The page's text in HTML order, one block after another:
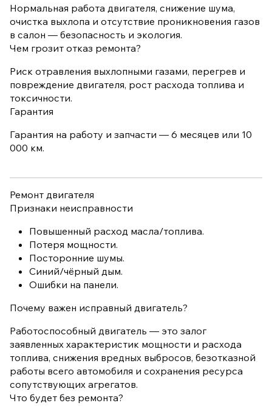
Нормальная работа двигателя, снижение шума,
очистка выхлопа и отсутствие проникновения газов
в салон — безопасность и экология.
Чем грозит отказ ремонта?
Риск отравления выхлопными газами, перегрев и
повреждение двигателя, рост расхода топлива и
токсичности.
Гарантия
Гарантия на работу и запчасти — 6 месяцев или 10
000 км.
Ремонт двигателя
Признаки неисправности
Повышенный расход масла/топлива.
Потеря мощности.
Посторонние шумы.
Синий/чёрный дым.
Ошибки на панели.
Почему важен исправный двигатель?
Работоспособный двигатель — это залог
заявленных характеристик мощности и расхода
топлива, снижения вредных выбросов, безотказной
работы всего автомобиля и сохранения ресурса
сопутствующих агрегатов.
Что будет без ремонта?